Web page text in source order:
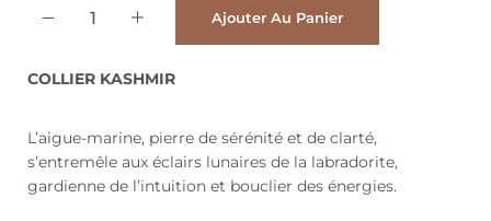
Ajouter Au Panier
r
t
i
v
e
COLLIER KASHMIR
L’aigue-marine, pierre de sérénité et de clarté,
s’entremêle aux éclairs lunaires de la labradorite,
gardienne de l’intuition et bouclier des énergies.